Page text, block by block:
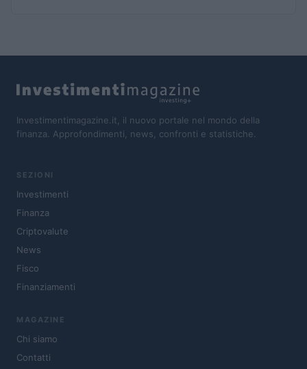
Investimentimagazine.it, il nuovo portale nel mondo della
finanza. Approfondimenti, news, confronti e statistiche.
SEZIONI
Investimenti
Finanza
Criptovalute
News
Fisco
Finanziamenti
MAGAZINE
Chi siamo
Contatti